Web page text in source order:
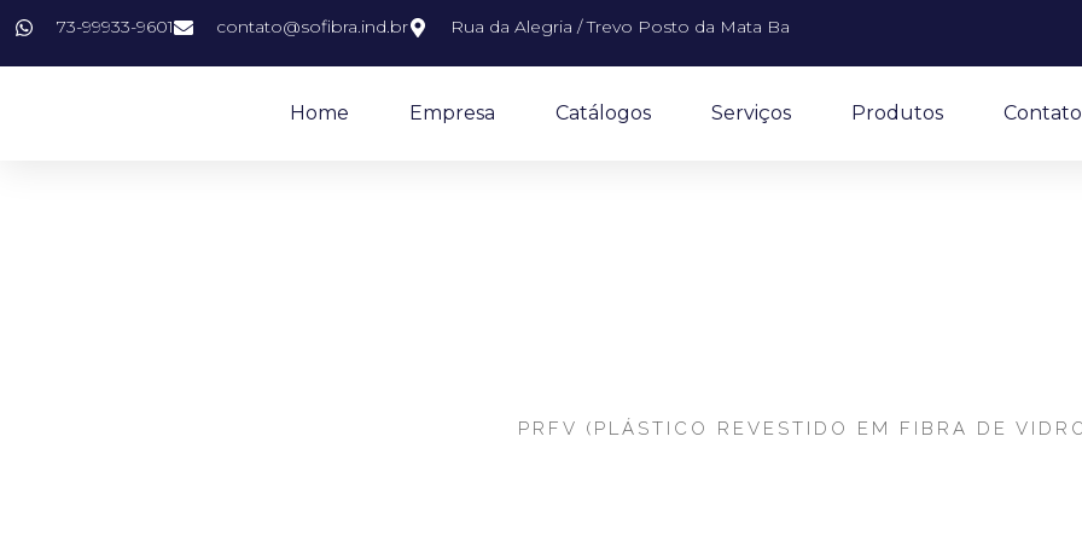
73-99933-9601 contato@sofibra.ind.br Rua da Alegria / Trevo Posto da Mata Ba
Home Empresa Catálogos Serviços Produtos Contato
PRFV (PLÁSTICO REVESTIDO EM FIBRA DE